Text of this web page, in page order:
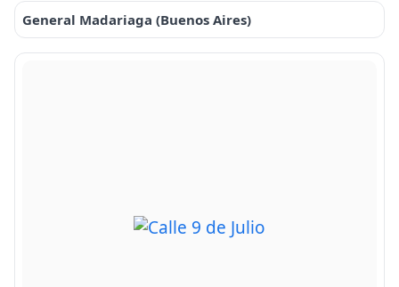
General Madariaga (Buenos Aires)